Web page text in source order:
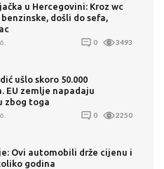
u Hercegovini: Kroz wc
došli do sefa,
0 3493
ušlo skoro 50.000
EU zemlje napadaju
zbog toga
0 2250
Ovi automobili drže cijenu i
godina